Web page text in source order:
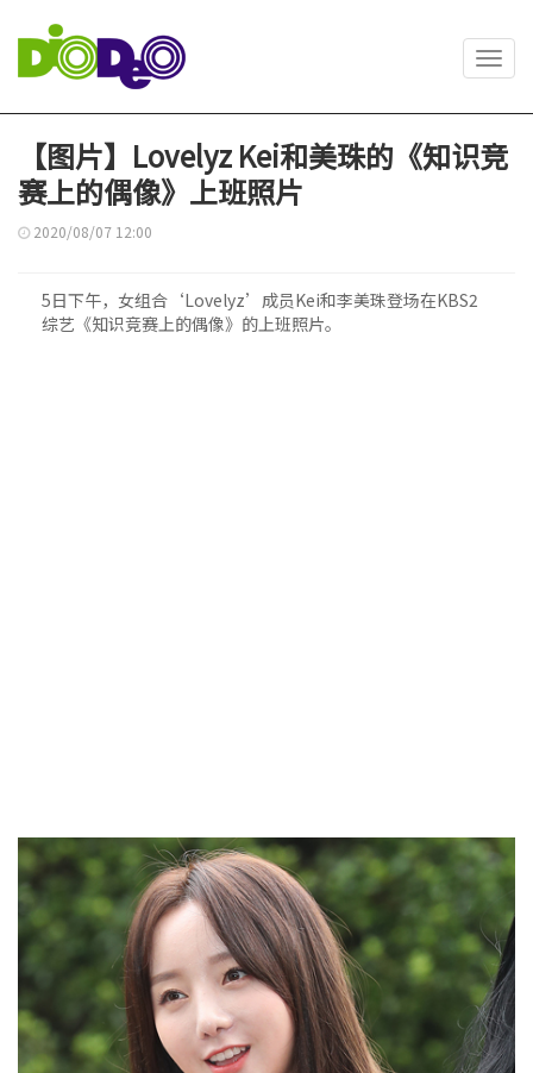
【图片】Lovelyz Kei和美珠的《知识竞
赛上的偶像》上班照片
2020/08/07 12:00
5日下午，女组合‘Lovelyz’成员Kei和李美珠登场在KBS2
综艺《知识竞赛上的偶像》的上班照片。